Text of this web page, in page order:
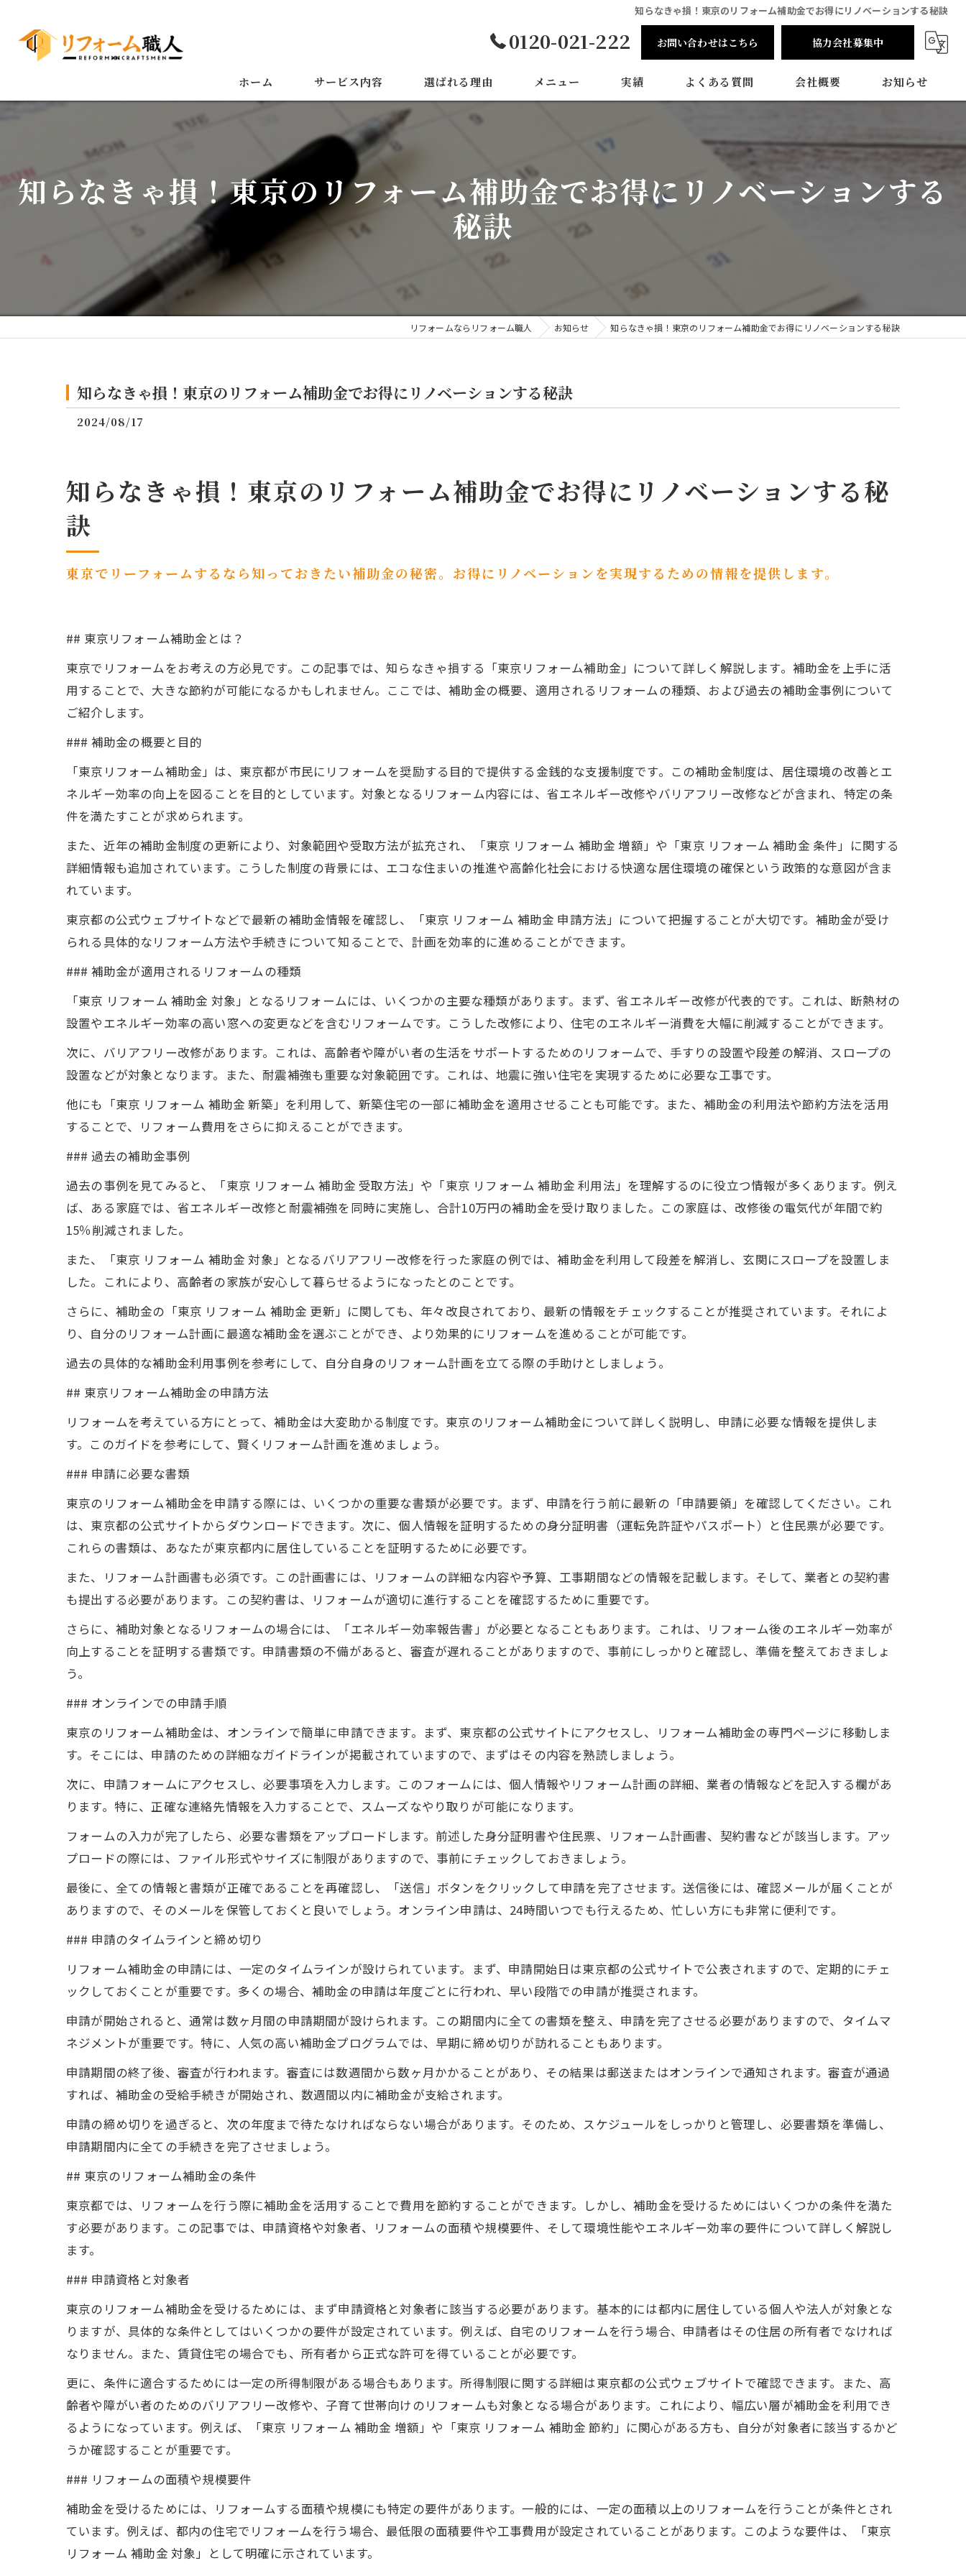
知らなきゃ損！東京のリフォーム補助金でお得にリノベーションする秘訣
0120-021-222 お問い合わせはこちら 協力会社募集中
ホーム サービス内容 選ばれる理由 メニュー 実績 よくある質問 会社概要 お知らせ
知らなきゃ損！東京のリフォーム補助金でお得にリノベーションする
秘訣
リフォームならリフォーム職人 お知らせ 知らなきゃ損！東京のリフォーム補助金でお得にリノベーションする秘訣
知らなきゃ損！東京のリフォーム補助金でお得にリノベーションする秘訣
2024/08/17
知らなきゃ損！東京のリフォーム補助金でお得にリノベーションする秘
訣
東京でリーフォームするなら知っておきたい補助金の秘密。お得にリノベーションを実現するための情報を提供します。
## 東京リフォーム補助金とは？
東京でリフォームをお考えの方必見です。この記事では、知らなきゃ損する「東京リフォーム補助金」について詳しく解説します。補助金を上手に活
用することで、大きな節約が可能になるかもしれません。ここでは、補助金の概要、適用されるリフォームの種類、および過去の補助金事例について
ご紹介します。
### 補助金の概要と目的
「東京リフォーム補助金」は、東京都が市民にリフォームを奨励する目的で提供する金銭的な支援制度です。この補助金制度は、居住環境の改善とエ
ネルギー効率の向上を図ることを目的としています。対象となるリフォーム内容には、省エネルギー改修やバリアフリー改修などが含まれ、特定の条
件を満たすことが求められます。
また、近年の補助金制度の更新により、対象範囲や受取方法が拡充され、「東京 リフォーム 補助金 増額」や「東京 リフォーム 補助金 条件」に関する
詳細情報も追加されています。こうした制度の背景には、エコな住まいの推進や高齢化社会における快適な居住環境の確保という政策的な意図が含ま
れています。
東京都の公式ウェブサイトなどで最新の補助金情報を確認し、「東京 リフォーム 補助金 申請方法」について把握することが大切です。補助金が受け
られる具体的なリフォーム方法や手続きについて知ることで、計画を効率的に進めることができます。
### 補助金が適用されるリフォームの種類
「東京 リフォーム 補助金 対象」となるリフォームには、いくつかの主要な種類があります。まず、省エネルギー改修が代表的です。これは、断熱材の
設置やエネルギー効率の高い窓への変更などを含むリフォームです。こうした改修により、住宅のエネルギー消費を大幅に削減することができます。
次に、バリアフリー改修があります。これは、高齢者や障がい者の生活をサポートするためのリフォームで、手すりの設置や段差の解消、スロープの
設置などが対象となります。また、耐震補強も重要な対象範囲です。これは、地震に強い住宅を実現するために必要な工事です。
他にも「東京 リフォーム 補助金 新築」を利用して、新築住宅の一部に補助金を適用させることも可能です。また、補助金の利用法や節約方法を活用
することで、リフォーム費用をさらに抑えることができます。
### 過去の補助金事例
過去の事例を見てみると、「東京 リフォーム 補助金 受取方法」や「東京 リフォーム 補助金 利用法」を理解するのに役立つ情報が多くあります。例え
ば、ある家庭では、省エネルギー改修と耐震補強を同時に実施し、合計10万円の補助金を受け取りました。この家庭は、改修後の電気代が年間で約
15％削減されました。
また、「東京 リフォーム 補助金 対象」となるバリアフリー改修を行った家庭の例では、補助金を利用して段差を解消し、玄関にスロープを設置しま
した。これにより、高齢者の家族が安心して暮らせるようになったとのことです。
さらに、補助金の「東京 リフォーム 補助金 更新」に関しても、年々改良されており、最新の情報をチェックすることが推奨されています。それによ
り、自分のリフォーム計画に最適な補助金を選ぶことができ、より効果的にリフォームを進めることが可能です。
過去の具体的な補助金利用事例を参考にして、自分自身のリフォーム計画を立てる際の手助けとしましょう。
## 東京リフォーム補助金の申請方法
リフォームを考えている方にとって、補助金は大変助かる制度です。東京のリフォーム補助金について詳しく説明し、申請に必要な情報を提供しま
す。このガイドを参考にして、賢くリフォーム計画を進めましょう。
### 申請に必要な書類
東京のリフォーム補助金を申請する際には、いくつかの重要な書類が必要です。まず、申請を行う前に最新の「申請要領」を確認してください。これ
は、東京都の公式サイトからダウンロードできます。次に、個人情報を証明するための身分証明書（運転免許証やパスポート）と住民票が必要です。
これらの書類は、あなたが東京都内に居住していることを証明するために必要です。
また、リフォーム計画書も必須です。この計画書には、リフォームの詳細な内容や予算、工事期間などの情報を記載します。そして、業者との契約書
も提出する必要があります。この契約書は、リフォームが適切に進行することを確認するために重要です。
さらに、補助対象となるリフォームの場合には、「エネルギー効率報告書」が必要となることもあります。これは、リフォーム後のエネルギー効率が
向上することを証明する書類です。申請書類の不備があると、審査が遅れることがありますので、事前にしっかりと確認し、準備を整えておきましょ
う。
### オンラインでの申請手順
東京のリフォーム補助金は、オンラインで簡単に申請できます。まず、東京都の公式サイトにアクセスし、リフォーム補助金の専門ページに移動しま
す。そこには、申請のための詳細なガイドラインが掲載されていますので、まずはその内容を熟読しましょう。
次に、申請フォームにアクセスし、必要事項を入力します。このフォームには、個人情報やリフォーム計画の詳細、業者の情報などを記入する欄があ
ります。特に、正確な連絡先情報を入力することで、スムーズなやり取りが可能になります。
フォームの入力が完了したら、必要な書類をアップロードします。前述した身分証明書や住民票、リフォーム計画書、契約書などが該当します。アッ
プロードの際には、ファイル形式やサイズに制限がありますので、事前にチェックしておきましょう。
最後に、全ての情報と書類が正確であることを再確認し、「送信」ボタンをクリックして申請を完了させます。送信後には、確認メールが届くことが
ありますので、そのメールを保管しておくと良いでしょう。オンライン申請は、24時間いつでも行えるため、忙しい方にも非常に便利です。
### 申請のタイムラインと締め切り
リフォーム補助金の申請には、一定のタイムラインが設けられています。まず、申請開始日は東京都の公式サイトで公表されますので、定期的にチェ
ックしておくことが重要です。多くの場合、補助金の申請は年度ごとに行われ、早い段階での申請が推奨されます。
申請が開始されると、通常は数ヶ月間の申請期間が設けられます。この期間内に全ての書類を整え、申請を完了させる必要がありますので、タイムマ
ネジメントが重要です。特に、人気の高い補助金プログラムでは、早期に締め切りが訪れることもあります。
申請期間の終了後、審査が行われます。審査には数週間から数ヶ月かかることがあり、その結果は郵送またはオンラインで通知されます。審査が通過
すれば、補助金の受給手続きが開始され、数週間以内に補助金が支給されます。
申請の締め切りを過ぎると、次の年度まで待たなければならない場合があります。そのため、スケジュールをしっかりと管理し、必要書類を準備し、
申請期間内に全ての手続きを完了させましょう。
## 東京のリフォーム補助金の条件
東京都では、リフォームを行う際に補助金を活用することで費用を節約することができます。しかし、補助金を受けるためにはいくつかの条件を満た
す必要があります。この記事では、申請資格や対象者、リフォームの面積や規模要件、そして環境性能やエネルギー効率の要件について詳しく解説し
ます。
### 申請資格と対象者
東京のリフォーム補助金を受けるためには、まず申請資格と対象者に該当する必要があります。基本的には都内に居住している個人や法人が対象とな
りますが、具体的な条件としてはいくつかの要件が設定されています。例えば、自宅のリフォームを行う場合、申請者はその住居の所有者でなければ
なりません。また、賃貸住宅の場合でも、所有者から正式な許可を得ていることが必要です。
更に、条件に適合するためには一定の所得制限がある場合もあります。所得制限に関する詳細は東京都の公式ウェブサイトで確認できます。また、高
齢者や障がい者のためのバリアフリー改修や、子育て世帯向けのリフォームも対象となる場合があります。これにより、幅広い層が補助金を利用でき
るようになっています。例えば、「東京 リフォーム 補助金 増額」や「東京 リフォーム 補助金 節約」に関心がある方も、自分が対象者に該当するかど
うか確認することが重要です。
### リフォームの面積や規模要件
補助金を受けるためには、リフォームする面積や規模にも特定の要件があります。一般的には、一定の面積以上のリフォームを行うことが条件とされ
ています。例えば、都内の住宅でリフォームを行う場合、最低限の面積要件や工事費用が設定されていることがあります。このような要件は、「東京
リフォーム 補助金 対象」として明確に示されています。